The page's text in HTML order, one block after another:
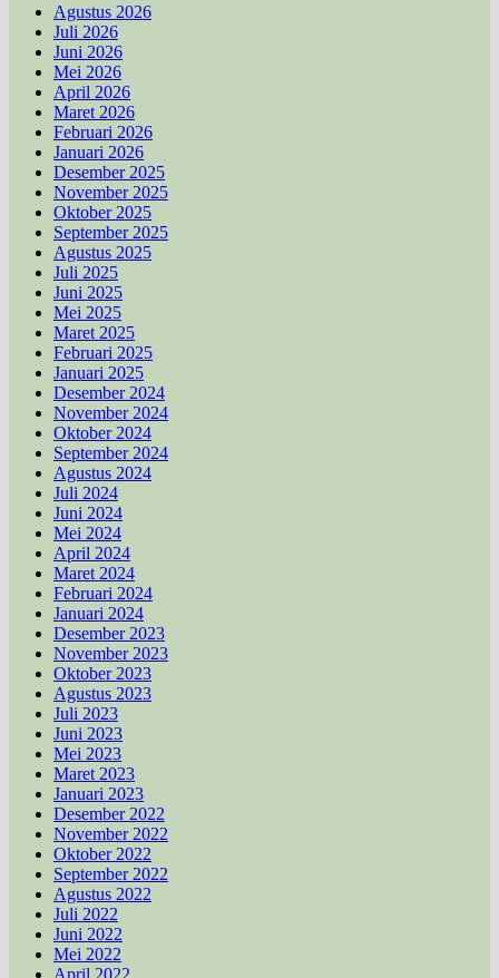
Agustus 2026
Juli 2026
Juni 2026
Mei 2026
April 2026
Maret 2026
Februari 2026
Januari 2026
Desember 2025
November 2025
Oktober 2025
September 2025
Agustus 2025
Juli 2025
Juni 2025
Mei 2025
Maret 2025
Februari 2025
Januari 2025
Desember 2024
November 2024
Oktober 2024
September 2024
Agustus 2024
Juli 2024
Juni 2024
Mei 2024
April 2024
Maret 2024
Februari 2024
Januari 2024
Desember 2023
November 2023
Oktober 2023
Agustus 2023
Juli 2023
Juni 2023
Mei 2023
Maret 2023
Januari 2023
Desember 2022
November 2022
Oktober 2022
September 2022
Agustus 2022
Juli 2022
Juni 2022
Mei 2022
April 2022